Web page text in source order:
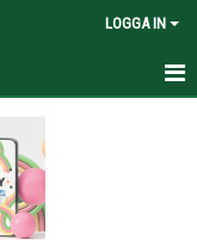
LOGGA IN